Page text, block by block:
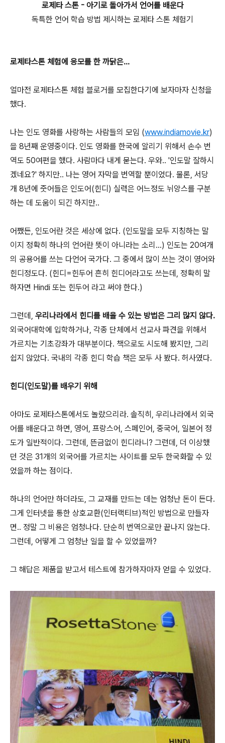
로제타 스톤 - 아기로 돌아가서 언어를 배운다
독특한 언어 학습 방법 제시하는 로제타 스톤 체험기
로제타스톤 체험에 응모를 한 까닭은...
얼마전 로제타스톤 체험 블로거를 모집한다기에 보자마자 신청을
했다.
나는 인도 영화를 사랑하는 사람들의 모임 (www.indiamovie.kr)
을 8년째 운영중이다. 인도 영화를 한국에 알리기 위해서 손수 번
역도 50여편을 했다. 사람마다 내게 묻는다. 우와.. '인도말 잘하시
겠네요?' 하지만.. 나는 영어 자막을 번역할 뿐이었다. 물론, 서당
개 8년에 줏어들은 인도어(힌디) 실력은 어느정도 뉘앙스를 구분
하는 데 도움이 되긴 하지만..
어쨌든, 인도어란 것은 세상에 없다. (인도말을 모두 지칭하는 말
이지 정확히 하나의 언어란 뜻이 아니라는 소리...) 인도는 20여개
의 공용어를 쓰는 다언어 국가다. 그 중에서 많이 쓰는 것이 영어와
힌디정도다. (힌디=힌두어 흔히 힌디어라고도 쓰는데, 정확히 말
하자면 Hindi 또는 힌두어 라고 써야 한다.)
그런데, 우리나라에서 힌디를 배울 수 있는 방법은 그리 많지 않다.
외국어대학에 입학하거나, 각종 단체에서 선교사 파견을 위해서
가르치는 기초강좌가 대부분이다. 책으로도 시도해 봤지만, 그리
쉽지 않았다. 국내의 각종 힌디 학습 책은 모두 사 봤다. 허사였다.
힌디(인도말)를 배우기 위해
아마도 로제타스톤에서도 놀랐으리라. 솔직히, 우리나라에서 외국
어를 배운다고 하면, 영어, 프랑스어, 스페인어, 중국어, 일본어 정
도가 일반적이다. 그런데, 뜬금없이 힌디라니? 그런데, 더 이상했
던 것은 31개의 외국어를 가르치는 사이트를 모두 한국화할 수 있
었을까 하는 점이다.
하나의 언어만 하더라도, 그 교재를 만드는 데는 엄청난 돈이 든다.
그게 인터넷을 통한 상호교환(인터랙티브)적인 방법으로 만들자
면.. 정말 그 비용은 엄청나다. 단순히 번역으로만 끝나지 않는다.
그런데, 어떻게 그 엄청난 일을 할 수 있었을까?
그 해답은 제품을 받고서 테스트에 참가하자마자 얻을 수 있었다.